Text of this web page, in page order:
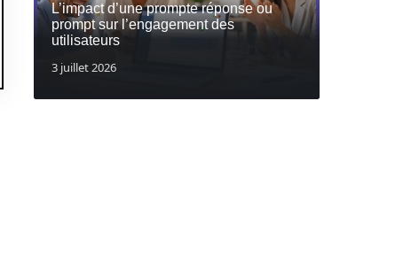
L’impact d’une prompte réponse ou
prompt sur l’engagement des
utilisateurs
3 juillet 2026